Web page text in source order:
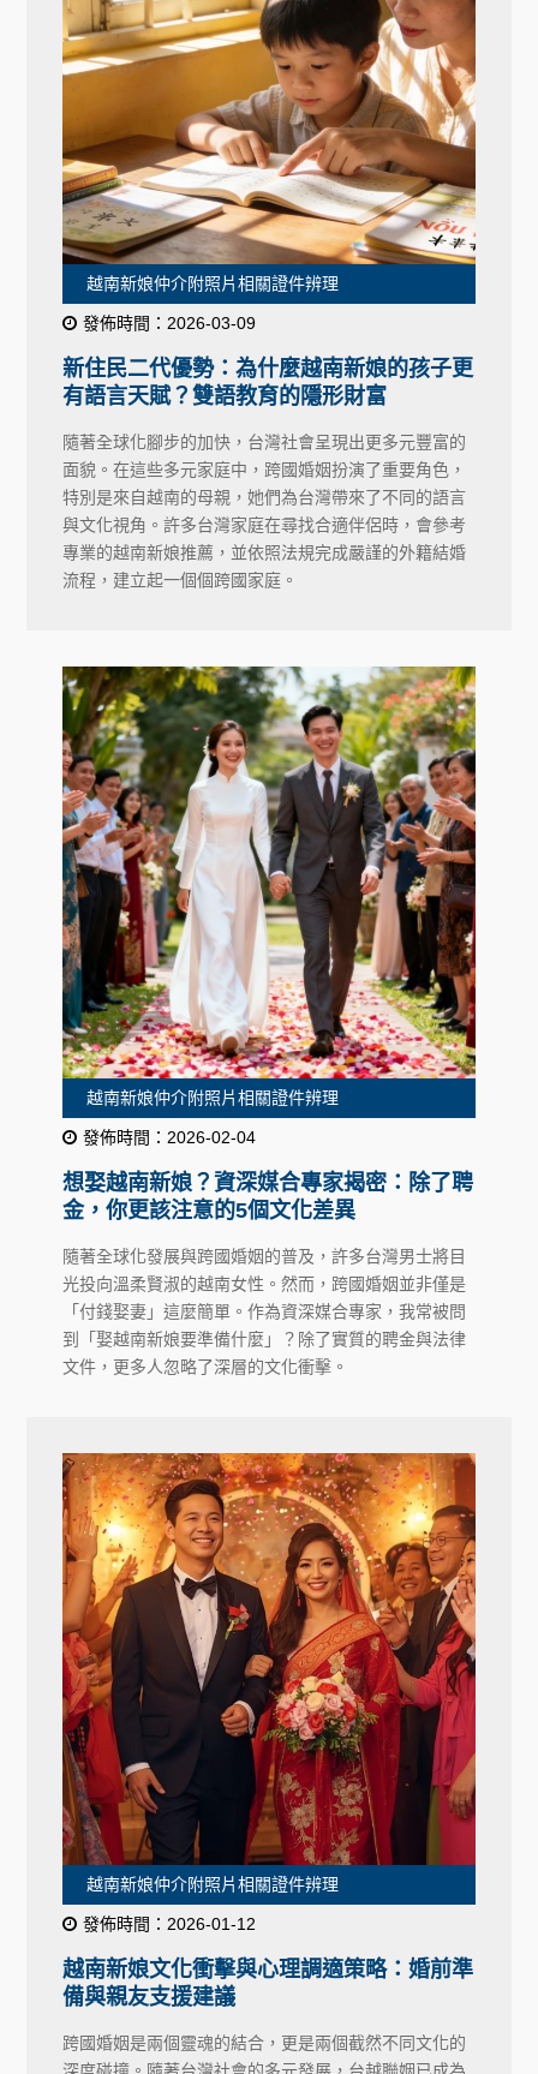
越南新娘仲介附照片相關證件辨理
發佈時間：2026-03-09
新住民二代優勢：為什麼越南新娘的孩子更
有語言天賦？雙語教育的隱形財富
隨著全球化腳步的加快，台灣社會呈現出更多元豐富的
面貌。在這些多元家庭中，跨國婚姻扮演了重要角色，
特別是來自越南的母親，她們為台灣帶來了不同的語言
與文化視角。許多台灣家庭在尋找合適伴侶時，會參考
專業的越南新娘推薦，並依照法規完成嚴謹的外籍結婚
流程，建立起一個個跨國家庭。
越南新娘仲介附照片相關證件辨理
發佈時間：2026-02-04
想娶越南新娘？資深媒合專家揭密：除了聘
金，你更該注意的5個文化差異
隨著全球化發展與跨國婚姻的普及，許多台灣男士將目
光投向溫柔賢淑的越南女性。然而，跨國婚姻並非僅是
「付錢娶妻」這麼簡單。作為資深媒合專家，我常被問
到「娶越南新娘要準備什麼」？除了實質的聘金與法律
文件，更多人忽略了深層的文化衝擊。
越南新娘仲介附照片相關證件辨理
發佈時間：2026-01-12
越南新娘文化衝擊與心理調適策略：婚前準
備與親友支援建議
跨國婚姻是兩個靈魂的結合，更是兩個截然不同文化的